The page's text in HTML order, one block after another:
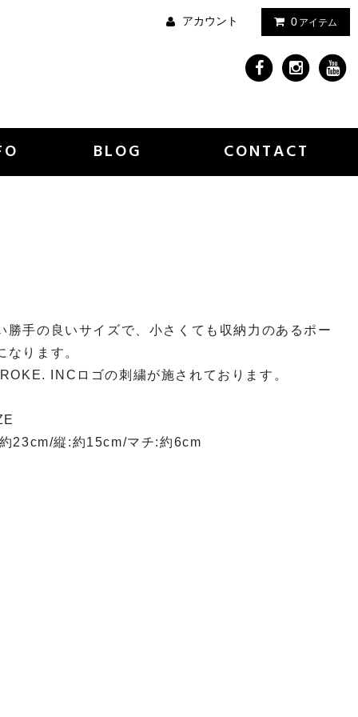
アカウント 0 アイテム
BLOG CONTACT
勝手の良いサイズで、小さくても収納力のあるポー
なります。
INCロゴの刺繍が施されております。
23cm/縦:約15cm/マチ:約6cm